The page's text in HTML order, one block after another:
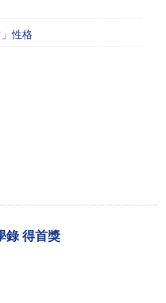
」性格
錄 得首獎